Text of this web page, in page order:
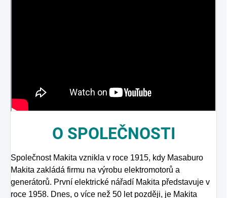
O SPOLEČNOSTI
Společnost Makita vznikla v roce 1915, kdy Masaburo
Makita zakládá firmu na výrobu elektromotorů a
generátorů. První elektrické nářadí Makita představuje v
roce 1958. Dnes, o více než 50 let později, je Makita